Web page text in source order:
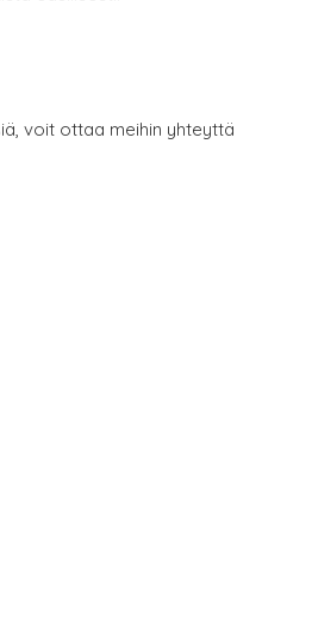
voit ottaa meihin yhteyttä